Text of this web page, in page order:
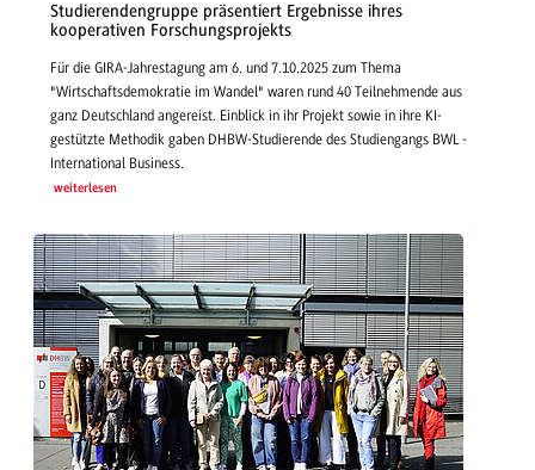
Studierendengruppe präsentiert Ergebnisse ihres
kooperativen Forschungsprojekts
Für die GIRA-Jahrestagung am 6. und 7.10.2025 zum Thema
"Wirtschaftsdemokratie im Wandel" waren rund 40 Teilnehmende aus
ganz Deutschland angereist. Einblick in ihr Projekt sowie in ihre KI-
gestützte Methodik gaben DHBW-Studierende des Studiengangs BWL -
International Business.
weiterlesen